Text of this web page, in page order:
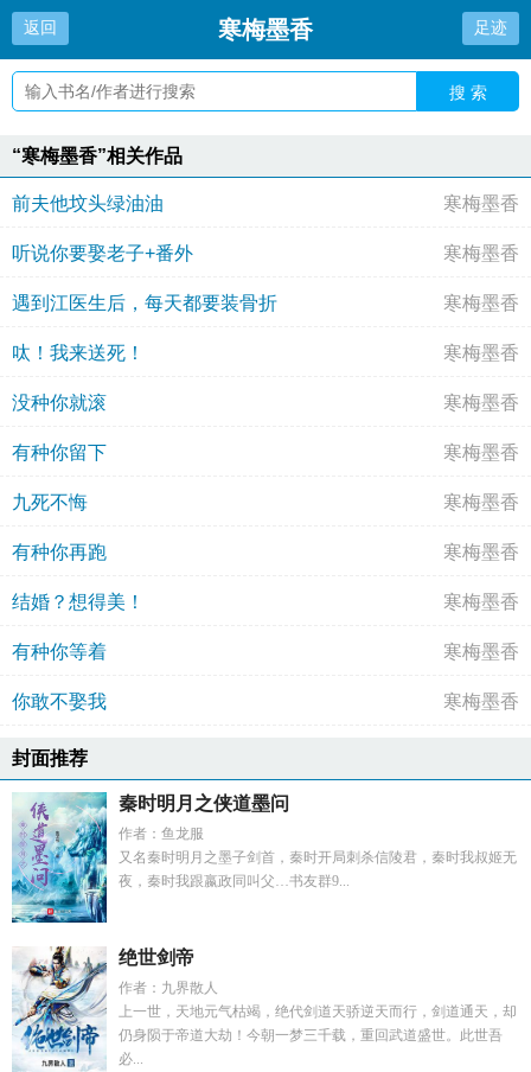
返回 寒梅墨香 足迹
搜 索
“寒梅墨香”相关作品
前夫他坟头绿油油 寒梅墨香
听说你要娶老子+番外 寒梅墨香
遇到江医生后，每天都要装骨折 寒梅墨香
呔！我来送死！ 寒梅墨香
没种你就滚 寒梅墨香
有种你留下 寒梅墨香
九死不悔 寒梅墨香
有种你再跑 寒梅墨香
结婚？想得美！ 寒梅墨香
有种你等着 寒梅墨香
你敢不娶我 寒梅墨香
封面推荐
秦时明月之侠道墨问
作者：鱼龙服
又名秦时明月之墨子剑首，秦时开局刺杀信陵君，秦时我叔姬无
夜，秦时我跟嬴政同叫父…书友群9...
绝世剑帝
作者：九界散人
上一世，天地元气枯竭，绝代剑道天骄逆天而行，剑道通天，却
仍身陨于帝道大劫！今朝一梦三千载，重回武道盛世。此世吾
必...